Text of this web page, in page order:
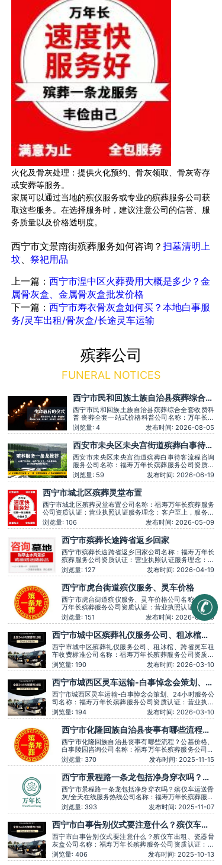
火化及骨灰处理：提供火化预约、骨灰领取、骨灰寄存
或安葬等服务。
家属可以通过当地的殡仪服务或专业的殡葬服务公司获
取这些服务。在选择服务时，建议注意公司的信誉、服
务质量以及价格透明度。
西宁市文景南街殡葬服务如何咨询？ 扫墓清明上
坟、 祭祀用品
上一篇： 西宁市湟中区火葬费用大概是多少？金
属骨灰盒、金属骨灰盒批发价格
下一篇： 西宁市寿衣骨灰盒如何买？本地白事服
务/灵车出租/骨灰盒/长途灵车运输
殡葬公司
FUNERAL NOTICES
西宁市民和回族土族自治县殡葬综合全
套收费科普 丧葬全套一站式价格科普
西宁市民和回族土族自治县殡葬综合全套收费科
普 丧葬全套一站式价格科普公司名称：万年长殡
葬服务公司资质认证：营业执照认证服务理念：
客户至上，服务至上服务时间：全天在线主营服
务：殡葬服务-灵堂布置-丧葬一条龙-殡仪车出
租-白事服务-灵车接运-殡葬用品-长途跨省殡葬
用车-下葬安葬礼仪服务，殡仪一条龙服务服务特
色：墓
浏览量: 4 发布时间: 2026-08-05
西安市未央区未央宫街道殡葬白事待客
流程咨询服务
西安市未央区未央宫街道殡葬白事待客流程咨询
服务公司名称：福寿万年长殡葬服务公司资质认
证：营业执照认证服务理念：客户至上，服务至
上服务时间：全天在线用户评价：丧事一条龙服
务顺畅，解答耐心细致。主营服务：殡葬服务、
灵堂布置、丧葬一条龙、殡仪车出租、白事服
务、灵车接运、殡葬用品、长途跨省殡葬用车、
预约，下
浏览量: 59 发布时间: 2026-06-19
西宁市城北区殡葬灵堂布置
西宁市城北区殡葬灵堂布置公司名称：福寿万年长殡葬服务
公司资质认证：营业执照认证服务理念：客户至上，服务至
上服务时间：全天在线用户评价：丧事一条龙服务顺畅，解
答耐心细致。主营服务：殡葬服务、灵堂布置、丧葬一条
龙、殡仪车出租、白事服务、灵车接运、殡葬用品、长途跨
省殡葬用车、火化预约，下葬安葬礼仪服务，殡
浏览量: 106 发布时间: 2026-05-09
西宁市殡葬长途跨省返乡回家
西宁市殡葬长途跨省返乡回家公司名称：福寿万年长
殡葬服务公司资质认证：营业执照认证服务理念：客
户至上，服务至上服务时间：全天在线用户评价：丧
事一条龙服务顺畅，解答耐心细致。主营服务：殡葬
服务、灵堂布置、丧葬一条龙、殡仪车出租、白事服
务、灵车接运、殡葬用品、长途跨省殡葬用车、火化
预约，下葬安葬礼仪服务，
浏览量: 127 发布时间: 2026-04-19
西宁市虎台街道殡仪服务、灵车价格
西宁市虎台街道殡仪服务、灵车价格公司名称：福寿
万年长殡葬服务公司资质认证：营业执照认证服务理
念：客户至上，服务至上服务时间：全天在线用户评
价：丧事一条龙服务顺畅，解答耐心细致。主营服
务：殡葬服务、灵堂布置、丧葬一条龙、殡仪车出
租、白事服务、灵车接运、殡葬用品、长途跨省殡葬
用车、火化预约，下葬安葬礼仪
浏览量: 151 发布时间: 2026-03-30
西宁市城中区殡葬礼仪服务公司、租冰棺、
跨省灵车租车收费标准
西宁市城中区殡葬礼仪服务公司、租冰棺、跨省灵车租
车收费标准公司名称：福寿万年长殡葬服务公司资质认
证：营业执照认证服务理念：客户至上，服务至上服务
时间：全天在线用户评价：时间守约，从不拖沓误事。
主营服务：殡葬服务、灵堂布置、丧葬一条龙、殡仪车
出租、白事服务、灵车接运、殡葬用品、长途跨省殡葬
用车、火化预
浏览量: 190 发布时间: 2026-03-10
西宁市城西区灵车运输​-白事悼念会策划、
24小时服务
西宁市城西区灵车运输-白事悼念会策划、24小时服务公
司名称：福寿万年长殡葬服务公司资质认证：营业执照
认证服务理念：客户至上，服务至上服务时间：全天在
线用户评价：时间守约，从不拖沓误事。主营服务：殡
葬服务、灵堂布置、丧葬一条龙、殡仪车出租、白事服
务、灵车接运、殡葬用品、长途跨省殡葬用车、火化预
约，下葬安葬
浏览量: 194 发布时间: 2026-03-10
西宁市化隆回族自治县丧事有哪些流程？
公墓价格、白事陵园咨询
西宁市化隆回族自治县丧事有哪些流程？公墓价格、
白事陵园咨询公司名称：福寿万年长殡葬服务公司资
质认证：营业执照认证服务理念：客户至上，服务至
上服务时间：全天在线用户评价：价格透明，没有隐
形消费。主营服务：殡葬服务、灵堂布置、丧葬一条
龙、殡仪车出租、白事服务、灵车接运、殡葬用品、
长途跨省殡葬用车、火化预
浏览量: 370 发布时间: 2025-11-15
西宁市景程路一条龙包括净身穿衣吗？殡
仪车运送骨灰/全天在线服务热线
西宁市景程路一条龙包括净身穿衣吗？殡仪车运送骨
灰/全天在线服务热线公司名称：福寿万年长殡葬服务
公司资质认证：营业执照认证服务理念：客户至上，
服务至上服务时间：全天在线用户评价：服务有认真
倾听家属需求，个性化服务很到位。主营服务：殡葬
服务、灵堂布置、丧葬一条龙、殡仪车出租、白事服
务、灵车接运、殡葬用品、
浏览量: 393 发布时间: 2025-11-07
西宁市白事告别仪式要注意什么？殡仪车出
租、瓷器骨灰盒
西宁市白事告别仪式要注意什么？殡仪车出租、瓷器骨
灰盒公司名称：福寿万年长殡葬服务公司资质认证：营
业执照认证服务理念：客户至上，服务至上用户评价：
专业细致入微，服务温暖人心。主营服务：殡葬服务、
浏览量: 406 发布时间: 2025-10-13